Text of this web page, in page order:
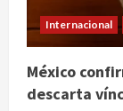
Internacional
México
descarta